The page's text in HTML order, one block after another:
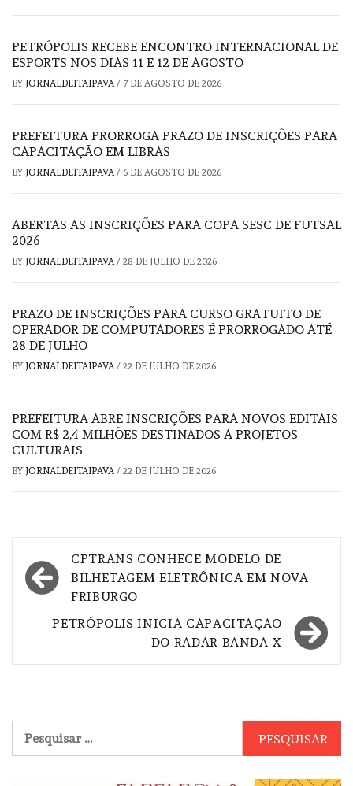
PETRÓPOLIS RECEBE ENCONTRO INTERNACIONAL DE
ESPORTS NOS DIAS 11 E 12 DE AGOSTO
BY JORNALDEITAIPAVA / 7 DE AGOSTO DE 2026
PREFEITURA PRORROGA PRAZO DE INSCRIÇÕES PARA
CAPACITAÇÃO EM LIBRAS
BY JORNALDEITAIPAVA / 6 DE AGOSTO DE 2026
ABERTAS AS INSCRIÇÕES PARA COPA SESC DE FUTSAL
2026
BY JORNALDEITAIPAVA / 28 DE JULHO DE 2026
PRAZO DE INSCRIÇÕES PARA CURSO GRATUITO DE
OPERADOR DE COMPUTADORES É PRORROGADO ATÉ
28 DE JULHO
BY JORNALDEITAIPAVA / 22 DE JULHO DE 2026
PREFEITURA ABRE INSCRIÇÕES PARA NOVOS EDITAIS
COM R$ 2,4 MILHÕES DESTINADOS A PROJETOS
CULTURAIS
BY JORNALDEITAIPAVA / 22 DE JULHO DE 2026
Navegação
de
CPTRANS CONHECE MODELO DE
BILHETAGEM ELETRÔNICA EM NOVA
FRIBURGO
PETRÓPOLIS INICIA CAPACITAÇÃO
DO RADAR BANDA X
por: